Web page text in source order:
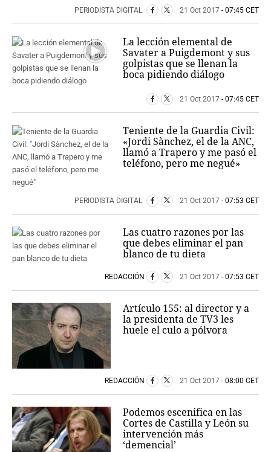
PERIODISTA DIGITAL 21 Oct 2017 - 07:45 CET
La lección elemental de
Savater a Puigdemont y sus
golpistas que se llenan la
boca pidiendo diálogo
21 Oct 2017 - 07:45 CET
Teniente de la Guardia Civil:
«Jordi Sànchez, el de la ANC,
llamó a Trapero y me pasó el
teléfono, pero me negué»
PERIODISTA DIGITAL 21 Oct 2017 - 07:53 CET
Las cuatro razones por las
que debes eliminar el pan
blanco de tu dieta
REDACCIÓN 21 Oct 2017 - 07:53 CET
Artículo 155: al director y a
la presidenta de TV3 les
huele el culo a pólvora
REDACCIÓN 21 Oct 2017 - 08:00 CET
Podemos escenifica en las
Cortes de Castilla y León su
intervención más
‘demencial’